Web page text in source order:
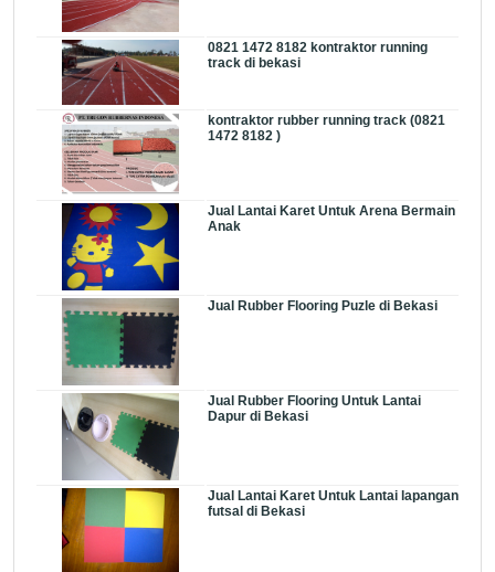
0821 1472 8182 kontraktor running
track di bekasi
kontraktor rubber running track (0821
1472 8182 )
Jual Lantai Karet Untuk Arena Bermain
Anak
Jual Rubber Flooring Puzle di Bekasi
Jual Rubber Flooring Untuk Lantai
Dapur di Bekasi
Jual Lantai Karet Untuk Lantai lapangan
futsal di Bekasi